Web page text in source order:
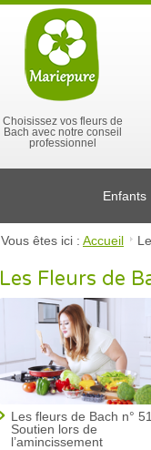
Choisissez vos fleurs de
Bach avec notre conseil
professionnel
Enfants
Vous êtes ici : Accueil
Les Fleurs de
Les fleurs de Bach n° 51
Soutien lors de
l’amincissement